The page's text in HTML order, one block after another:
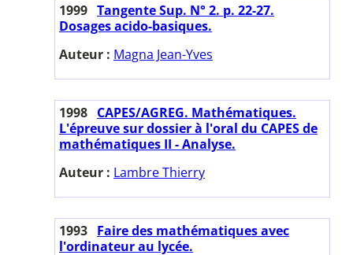
1999 Tangente Sup. N° 2. p. 22-27.
Dosages acido-basiques.
Auteur : Magna Jean-Yves
1998 CAPES/AGREG. Mathématiques.
L'épreuve sur dossier à l'oral du CAPES de
mathématiques II - Analyse.
Auteur : Lambre Thierry
1993 Faire des mathématiques avec
l'ordinateur au lycée.